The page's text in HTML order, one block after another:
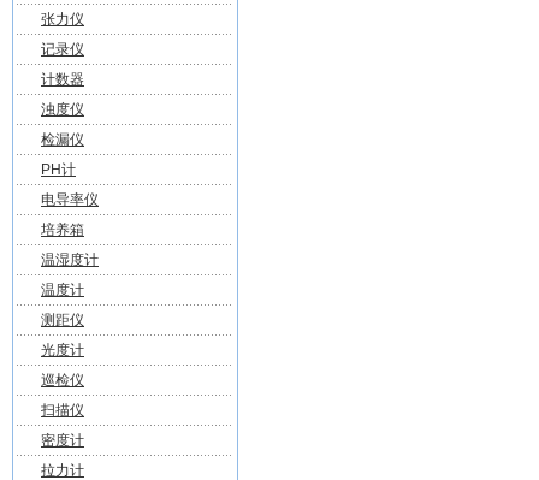
张力仪
记录仪
计数器
浊度仪
检漏仪
PH计
电导率仪
培养箱
温湿度计
温度计
测距仪
光度计
巡检仪
扫描仪
密度计
拉力计